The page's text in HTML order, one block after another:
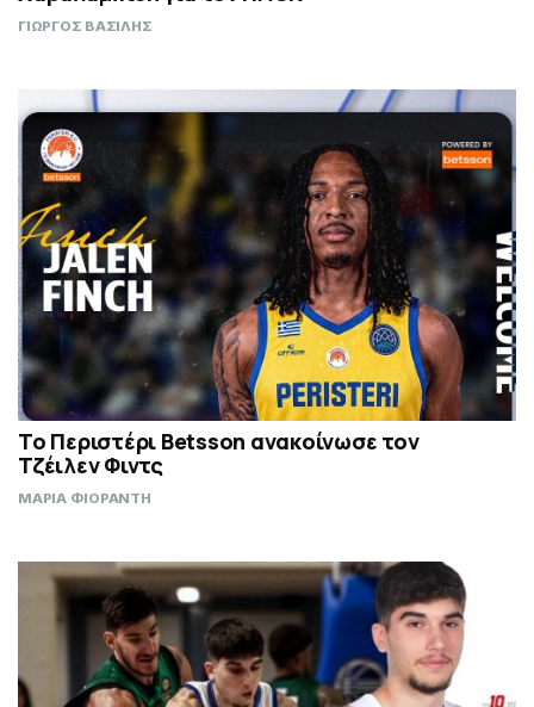
ΓΙΩΡΓΟΣ ΒΑΣΙΛΗΣ
Το Περιστέρι Betsson ανακοίνωσε τον
Τζέιλεν Φιντς
ΜΑΡΙΑ ΦΙΟΡΑΝΤΗ